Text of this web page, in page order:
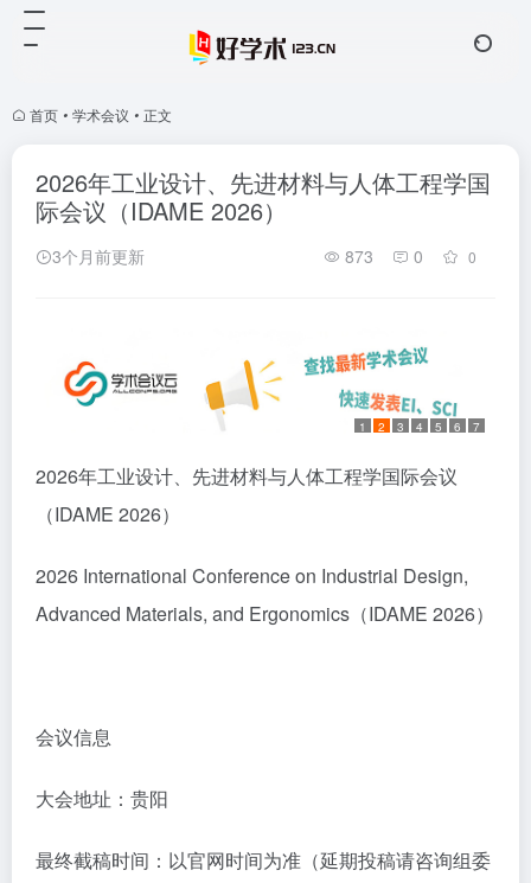
首页 • 学术会议 • 正文
2026年工业设计、先进材料与人体工程学国
际会议（IDAME 2026）
3个月前更新 873 0 0
1 2 3 4 5 6 7
2026年工业设计、先进材料与人体工程学国际会议
（IDAME 2026）
2026 International Conference on Industrial Design,
Advanced Materials, and Ergonomics（IDAME 2026）
会议信息
大会地址：贵阳
最终截稿时间：以官网时间为准（延期投稿请咨询组委